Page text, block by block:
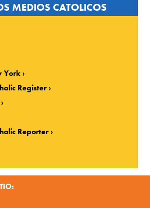
MEDIOS CATOLICOS
York
Register
Reporter